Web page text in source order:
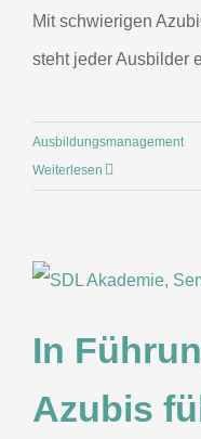
Mit schwierigen
steht jeder Ausbilder
Ausbildungsmanagement
Weiterlesen
In
Azubis